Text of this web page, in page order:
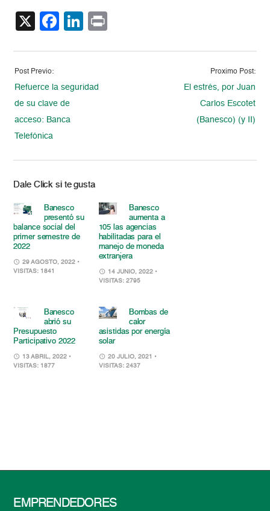
X Facebook
LinkedIn
Post Previo:
Refuerce la seguridad
de su clave de
acceso: Banca
Telefónica
Proximo Post:
El estrés, por Juan
Carlos Escotet
(Banesco) (y II)
Dale Click si te gusta
Banesco
presentó su
balance social del
primer semestre de
2022
29 AGOSTO, 2022 •
VISITAS: 1841
Banesco
aumenta a
105 las agencias
habilitadas para el
manejo de moneda
extranjera
14 JUNIO, 2022 •
VISITAS: 2795
Banesco
abrió su
Presupuesto
Participativo 2022
13 ABRIL, 2022 •
VISITAS: 1877
Bombas de
calor
asistidas por energía
solar
20 JULIO, 2021
•
VISITAS: 2437
EMPRENDEDORES